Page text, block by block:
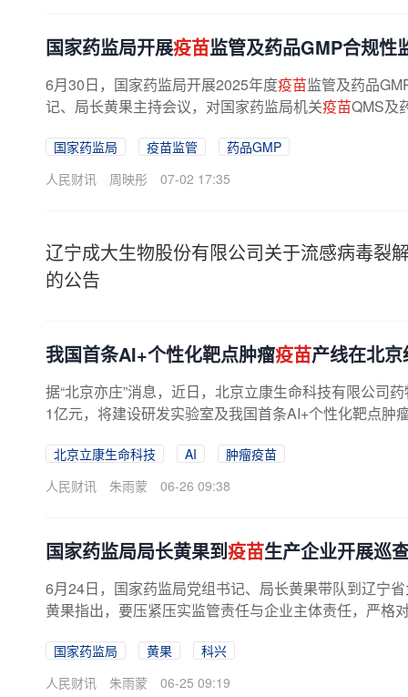
国家药监局开展疫苗监管及药品GMP合规性
6月30日，国家药监局开展2025年度疫苗监管及药品
记、局长黄果主持会议，对国家药监局机关疫苗QMS及
国家药监局 疫苗监管
药品GMP
人民财讯
周映彤 07-02 17:35
辽宁成大生物股份有限公司关于流感病毒裂
的公告
我国首条AI+个性化靶点肿瘤疫苗产线在北
据“北京亦庄”消息，近日，北京立康生命科技有限公司
1亿元，将建设研发实验室及我国首条AI+个性化靶点肿
北京立康生命科技 AI
肿瘤疫苗
人民财讯
朱雨蒙 06-26 09:38
国家药监局局长黄果到疫苗生产企业开展巡
6月24日，国家药监局党组书记、局长黄果带队到辽宁
黄果指出，要压紧压实监管责任与企业主体责任，严格
国家药监局 黄果
科兴
人民财讯
朱雨蒙 06-25 09:19